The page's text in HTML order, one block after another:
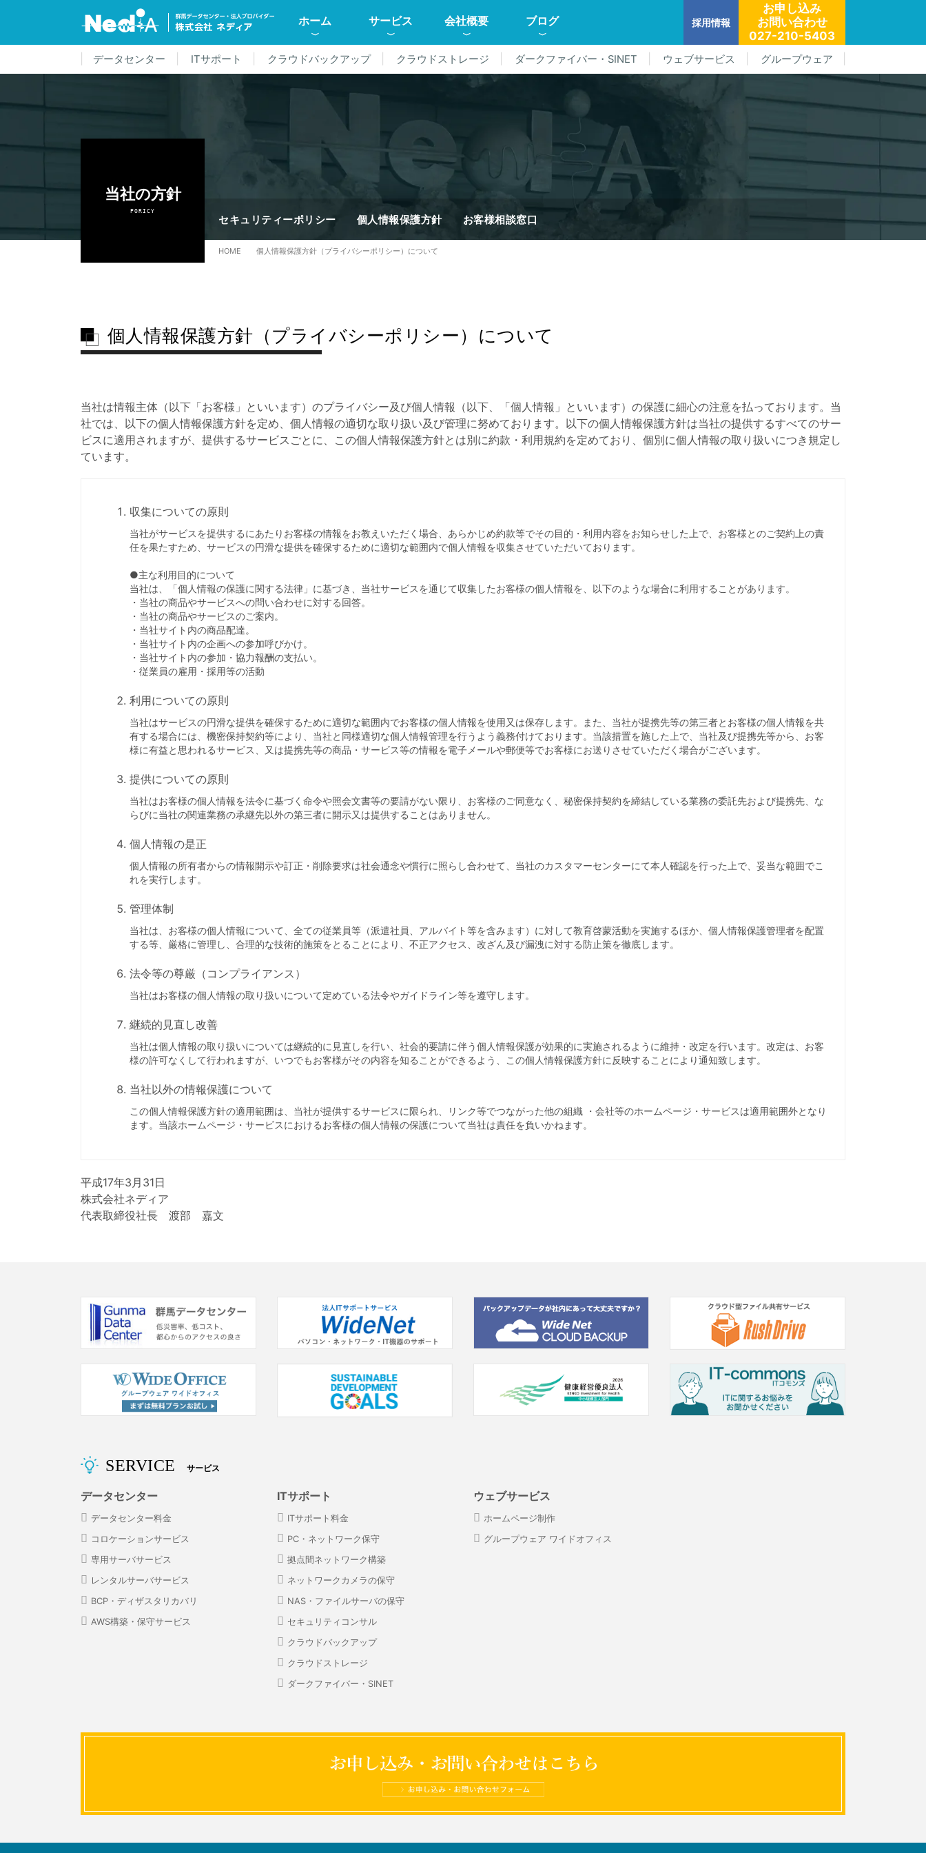
ホーム サービス 会社概要 ブログ 採用情報
お申し込み
お問い合わせ
027-210-5403
データセンター ITサポート クラウドバックアップ クラウドストレージ ダークファイバー・SINET ウェブサービス グループウェア
当社の方針
PORICY
セキュリティーポリシー 個人情報保護方針 お客様相談窓口
HOME 個人情報保護方針（プライバシーポリシー）について
個人情報保護方針（プライバシーポリシー）について
当社は情報主体（以下「お客様」といいます）のプライバシー及び個人情報（以下、「個人情報」といいます）の保護に細心の注意を払っております。当
社では、以下の個人情報保護方針を定め、個人情報の適切な取り扱い及び管理に努めております。以下の個人情報保護方針は当社の提供するすべてのサー
ビスに適用されますが、提供するサービスごとに、この個人情報保護方針とは別に約款・利用規約を定めており、個別に個人情報の取り扱いにつき規定し
ています。
収集についての原則
当社がサービスを提供するにあたりお客様の情報をお教えいただく場合、あらかじめ約款等でその目的・利用内容をお知らせした上で、お客様とのご契約上の責
任を果たすため、サービスの円滑な提供を確保するために適切な範囲内で個人情報を収集させていただいております。
●主な利用目的について
当社は、「個人情報の保護に関する法律」に基づき、当社サービスを通じて収集したお客様の個人情報を、以下のような場合に利用することがあります。
・当社の商品やサービスへの問い合わせに対する回答。
・当社の商品やサービスのご案内。
・当社サイト内の商品配達。
・当社サイト内の企画への参加呼びかけ。
・当社サイト内の参加・協力報酬の支払い。
・従業員の雇用・採用等の活動
利用についての原則
当社はサービスの円滑な提供を確保するために適切な範囲内でお客様の個人情報を使用又は保存します。また、当社が提携先等の第三者とお客様の個人情報を共
有する場合には、機密保持契約等により、当社と同様適切な個人情報管理を行うよう義務付けております。当該措置を施した上で、当社及び提携先等から、お客
様に有益と思われるサービス、又は提携先等の商品・サービス等の情報を電子メールや郵便等でお客様にお送りさせていただく場合がございます。
提供についての原則
当社はお客様の個人情報を法令に基づく命令や照会文書等の要請がない限り、お客様のご同意なく、秘密保持契約を締結している業務の委託先および提携先、な
らびに当社の関連業務の承継先以外の第三者に開示又は提供することはありません。
個人情報の是正
個人情報の所有者からの情報開示や訂正・削除要求は社会通念や慣行に照らし合わせて、当社のカスタマーセンターにて本人確認を行った上で、妥当な範囲でこ
れを実行します。
管理体制
当社は、お客様の個人情報について、全ての従業員等（派遣社員、アルバイト等を含みます）に対して教育啓蒙活動を実施するほか、個人情報保護管理者を配置
する等、厳格に管理し、合理的な技術的施策をとることにより、不正アクセス、改ざん及び漏洩に対する防止策を徹底します。
法令等の尊厳（コンプライアンス）
当社はお客様の個人情報の取り扱いについて定めている法令やガイドライン等を遵守します。
継続的見直し改善
当社は個人情報の取り扱いについては継続的に見直しを行い、社会的要請に伴う個人情報保護が効果的に実施されるように維持・改定を行います。改定は、お客
様の許可なくして行われますが、いつでもお客様がその内容を知ることができるよう、この個人情報保護方針に反映することにより通知致します。
当社以外の情報保護について
この個人情報保護方針の適用範囲は、当社が提供するサービスに限られ、リンク等でつながった他の組織 ・会社等のホームページ・サービスは適用範囲外となり
ます。当該ホームページ・サービスにおけるお客様の個人情報の保護について当社は責任を負いかねます。
平成17年3月31日
株式会社ネディア
代表取締役社長 渡部 嘉文
SERVICE サービス
データセンター
データセンター料金
コロケーションサービス
専用サーバサービス
レンタルサーバサービス
BCP・ディザスタリカバリ
AWS構築・保守サービス
ITサポート
ITサポート料金
PC・ネットワーク保守
拠点間ネットワーク構築
ネットワークカメラの保守
NAS・ファイルサーバの保守
セキュリティコンサル
クラウドバックアップ
クラウドストレージ
ダークファイバー・SINET
ウェブサービス
ホームページ制作
グループウェア ワイドオフィス